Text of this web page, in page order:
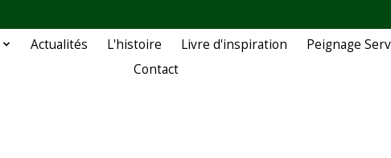
Actualités L'histoire Livre d'inspiration Peignage
Contact